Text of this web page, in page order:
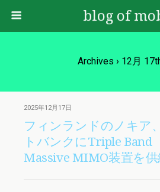
blog of
Archives › 12月
2025年12月17日
フィンランドのノキア
トバンクにTriple Band
Massive MIMO装置を